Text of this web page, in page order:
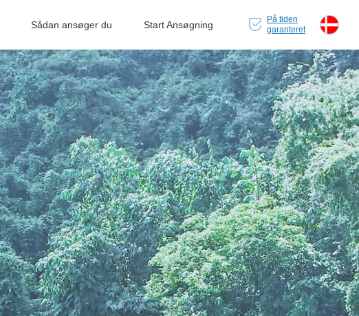
Sådan ansøger du Start Ansøgning
På tiden
garanteret